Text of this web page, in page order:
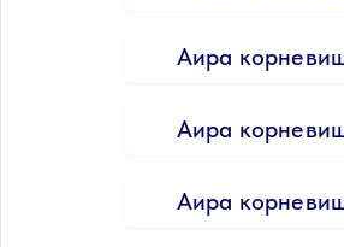
Аира
Аира
Аира